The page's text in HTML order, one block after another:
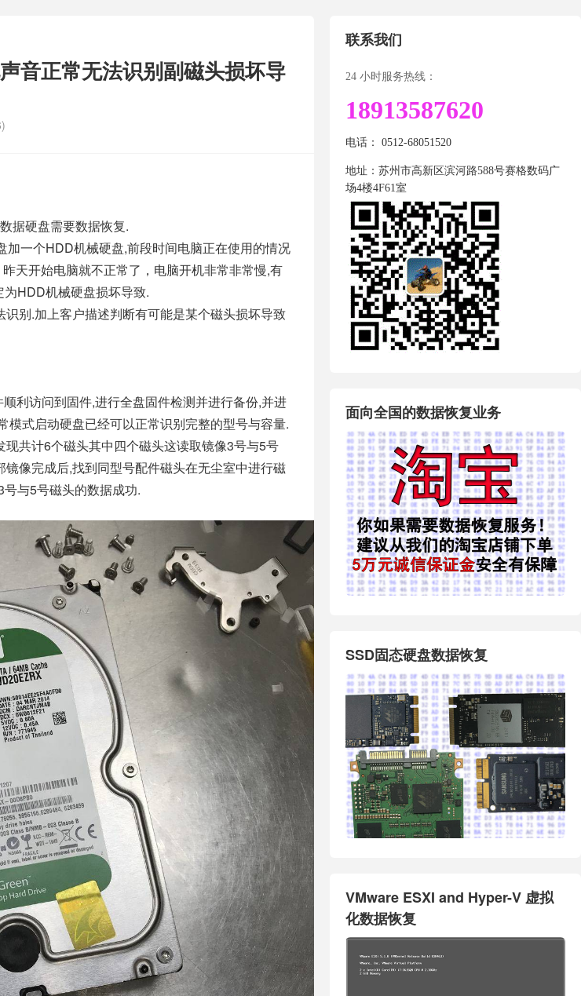
音正常无法识别副磁头损坏导
据硬盘需要数据恢复.
一个HDD机械硬盘,前段时间电脑正在使用的情况
天开始电脑就不正常了，电脑开机非常非常慢,有
HDD机械硬盘损坏导致.
别.加上客户描述判断有可能是某个磁头损坏导致
利访问到固件,进行全盘固件检测并进行备份,并进
式启动硬盘已经可以正常识别完整的型号与容量.
共计6个磁头其中四个磁头这读取镜像3号与5号
像完成后,找到同型号配件磁头在无尘室中进行磁
与5号磁头的数据成功.
联系我们
24 小时服务热线：
18913587620
电话： 0512-68051520
地址：苏州市高新区滨河路588号赛格数码广
场4楼4F61室
面向全国的数据恢复业务
SSD固态硬盘数据恢复
VMware ESXI and Hyper-V 虚拟
化数据恢复